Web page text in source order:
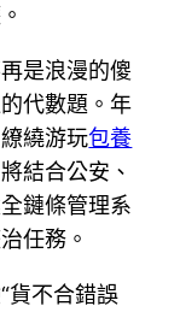
是浪漫的傻
代數題。年
繞游玩包養
結合公安、
鏈條管理系
任務。
貨不合錯誤